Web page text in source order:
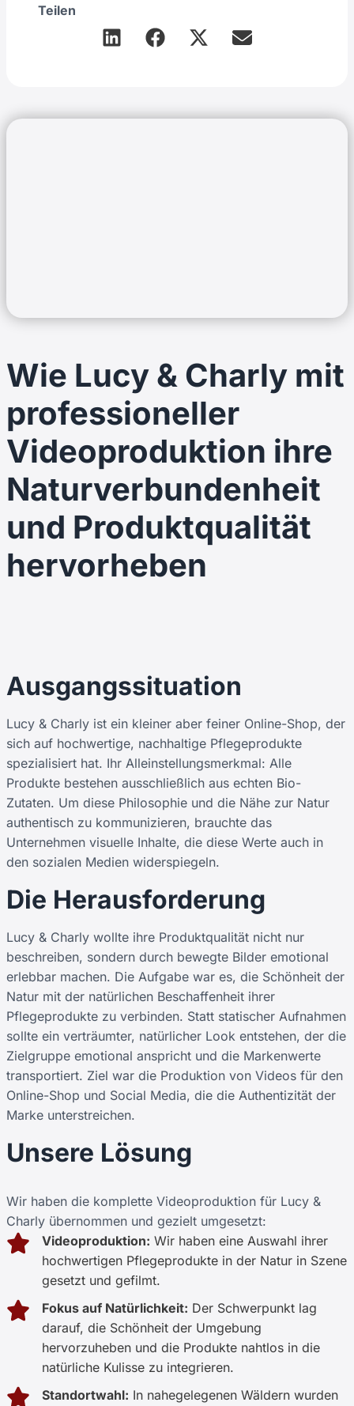
Teilen
Wie Lucy & Charly mit
professioneller
Videoproduktion ihre
Naturverbundenheit
und Produktqualität
hervorheben
Ausgangssituation
Lucy & Charly ist ein kleiner aber feiner Online-Shop, der
sich auf hochwertige, nachhaltige Pflegeprodukte
spezialisiert hat. Ihr Alleinstellungsmerkmal: Alle
Produkte bestehen ausschließlich aus echten Bio-
Zutaten. Um diese Philosophie und die Nähe zur Natur
authentisch zu kommunizieren, brauchte das
Unternehmen visuelle Inhalte, die diese Werte auch in
den sozialen Medien widerspiegeln.
Die Herausforderung
Lucy & Charly wollte ihre Produktqualität nicht nur
beschreiben, sondern durch bewegte Bilder emotional
erlebbar machen. Die Aufgabe war es, die Schönheit der
Natur mit der natürlichen Beschaffenheit ihrer
Pflegeprodukte zu verbinden. Statt statischer Aufnahmen
sollte ein verträumter, natürlicher Look entstehen, der die
Zielgruppe emotional anspricht und die Markenwerte
transportiert. Ziel war die Produktion von Videos für den
Online-Shop und Social Media, die die Authentizität der
Marke unterstreichen.
Unsere Lösung
Wir haben die komplette Videoproduktion für Lucy &
Charly übernommen und gezielt umgesetzt:
Videoproduktion: Wir haben eine Auswahl ihrer
hochwertigen Pflegeprodukte in der Natur in Szene
gesetzt und gefilmt.
Fokus auf Natürlichkeit: Der Schwerpunkt lag
darauf, die Schönheit der Umgebung
hervorzuheben und die Produkte nahtlos in die
natürliche Kulisse zu integrieren.
Standortwahl: In nahegelegenen Wäldern wurden